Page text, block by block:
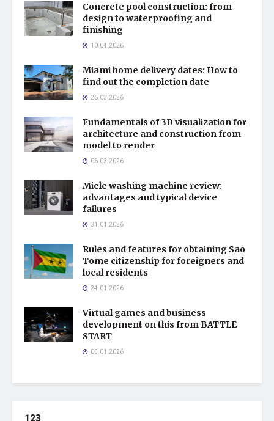
Concrete pool construction: from
design to waterproofing and
finishing
10.04.2026
Miami home delivery dates: How to
find out the completion date
26.03.2026
Fundamentals of 3D visualization for
architecture and construction from
model to render
06.03.2026
Miele washing machine review:
advantages and typical device
failures
31.01.2026
Rules and features for obtaining Sao
Tome citizenship for foreigners and
local residents
24.01.2026
Virtual games and business
development on this from BATTLE
START
05.01.2026